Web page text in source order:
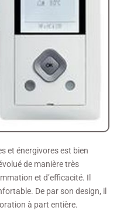
et énergivores est bien
de manière très
et d’efficacité. Il
De par son design, il
à part entière.